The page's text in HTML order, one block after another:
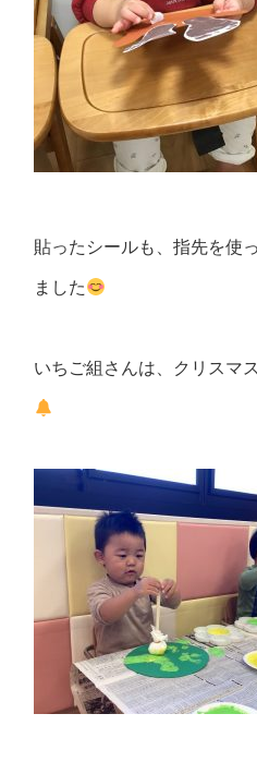
貼ったシールも、指先を使
ました
いちご組さんは、クリスマ